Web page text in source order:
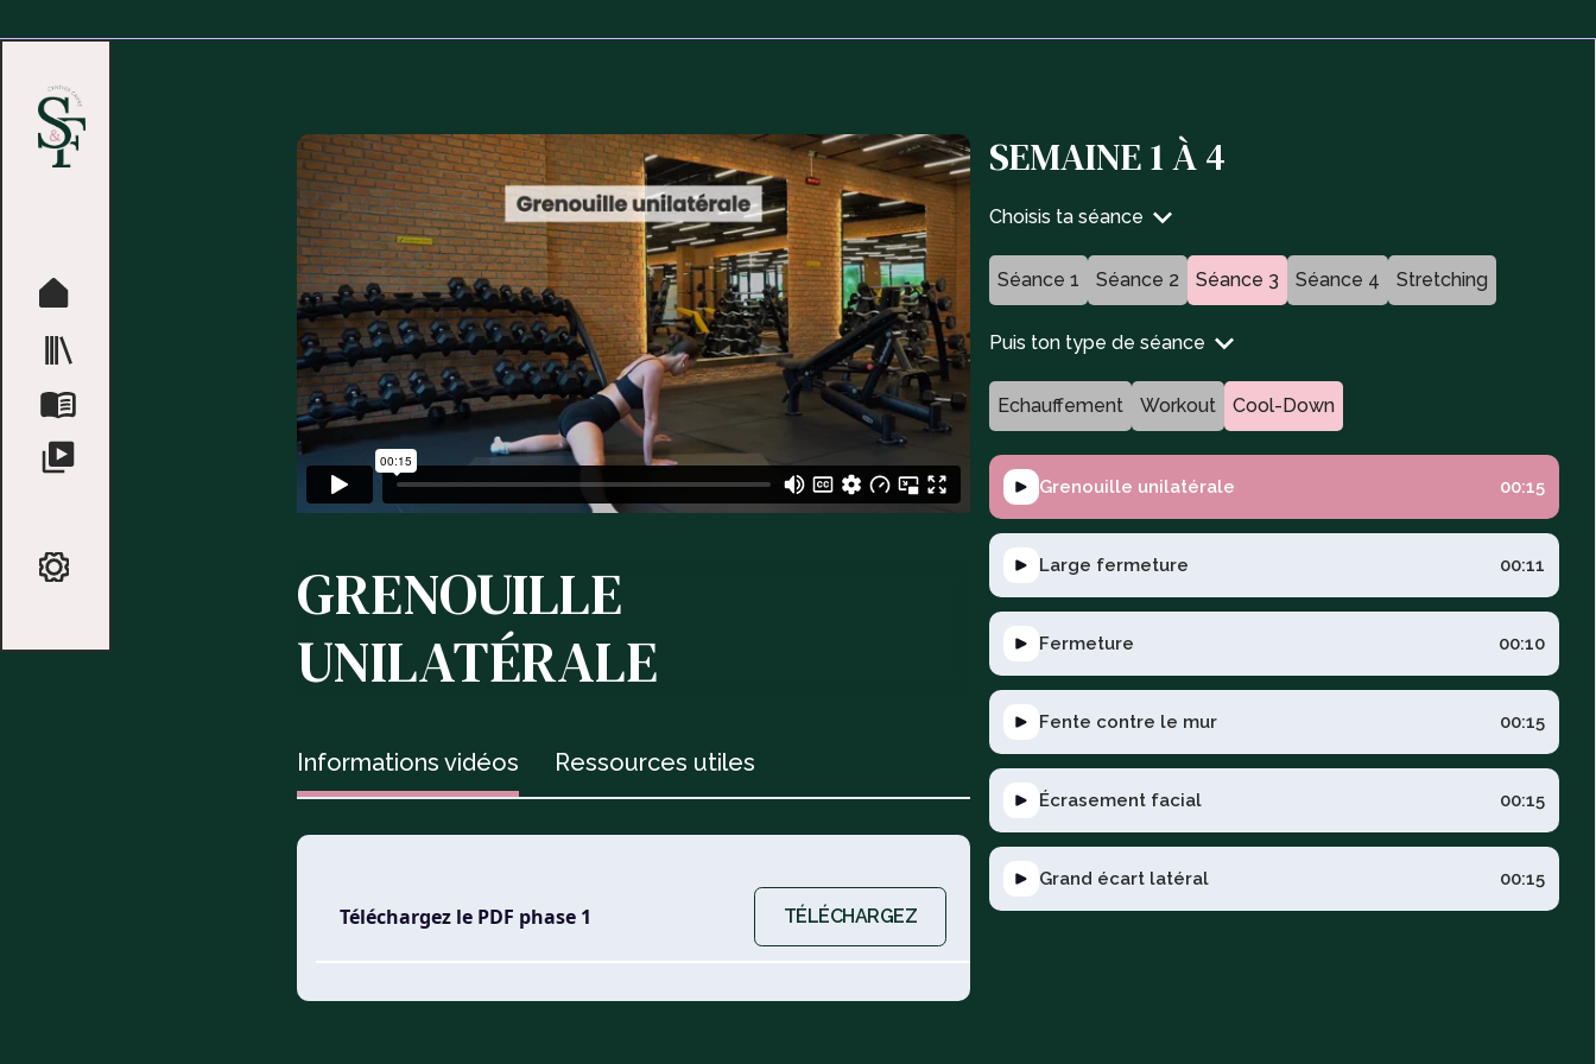
GRENOUILLE
UNILATÉRALE
Informations vidéos Ressources utiles
Téléchargez le PDF phase 1 TÉLÉCHARGEZ
SEMAINE 1 À 4
Choisis ta séance
Séance 1 Séance 2 Séance 3 Séance 4 Stretching
Puis ton type de séance
Echauffement Workout Cool-Down
Grenouille unilatérale 00:15
Large fermeture 00:11
Fermeture 00:10
Fente contre le mur 00:15
Écrasement facial 00:15
Grand écart latéral 00:15